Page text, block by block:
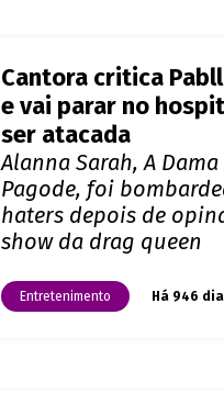
Cantora critica
e vai parar no
ser atacada
Alanna Sarah, A
Pagode, foi
haters depois de
show da drag queen
Entretenimento Há 946